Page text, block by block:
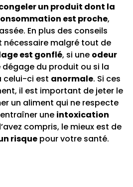
un produit dont la
est proche,
En plus des conseils
nécessaire malgré tout de
est gonflé, si une odeur
du produit ou si la
celui-ci est anormale. Si ces
il est important de jeter le
un aliment qui ne respecte
une intoxication
compris, le mieux est de
risquepour votre santé.